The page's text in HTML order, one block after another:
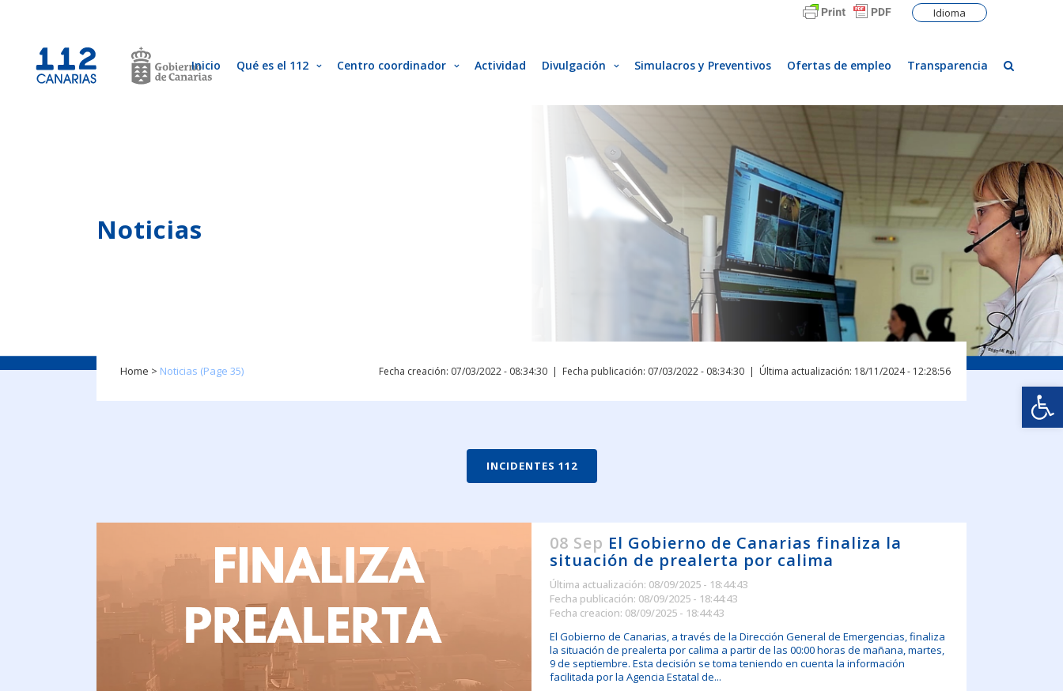
Idioma
Inicio Qué es el 112 Centro coordinador Actividad Divulgación Simulacros y Preventivos Ofertas de empleo Transparencia
Noticias
Home > Noticias (Page 35) Última actualización: 18/11/2024 - 12:28:56
Fecha publicación: 07/03/2022 - 08:34:30
Fecha creación: 07/03/2022 - 08:34:30
INCIDENTES 112
08 Sep El Gobierno de Canarias finaliza la
situación de prealerta por calima
Última actualización: 08/09/2025 - 18:44:43
Fecha publicación: 08/09/2025 - 18:44:43
Fecha creacion: 08/09/2025 - 18:44:43
El Gobierno de Canarias, a través de la Dirección General de Emergencias, finaliza
la situación de prealerta por calima a partir de las 00:00 horas de mañana, martes,
9 de septiembre. Esta decisión se toma teniendo en cuenta la información
facilitada por la Agencia Estatal de...